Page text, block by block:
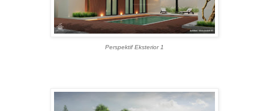
Perspektif Eksterior 1